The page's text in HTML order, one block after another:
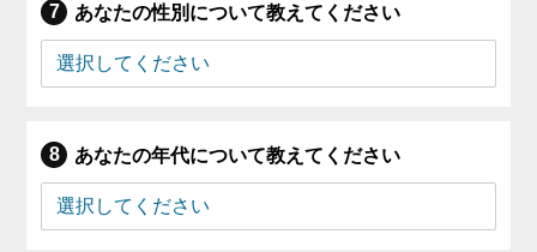
あなたの性別について教えてください
あなたの年代について教えてください